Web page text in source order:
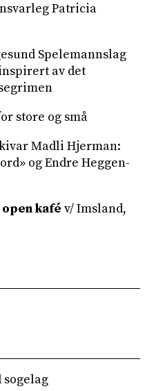
Patricia
Spelemannslag
av det
store og små
Madli Hjerman:
og Endre Heggen-
open kafé v/ Imsland,
sogelag